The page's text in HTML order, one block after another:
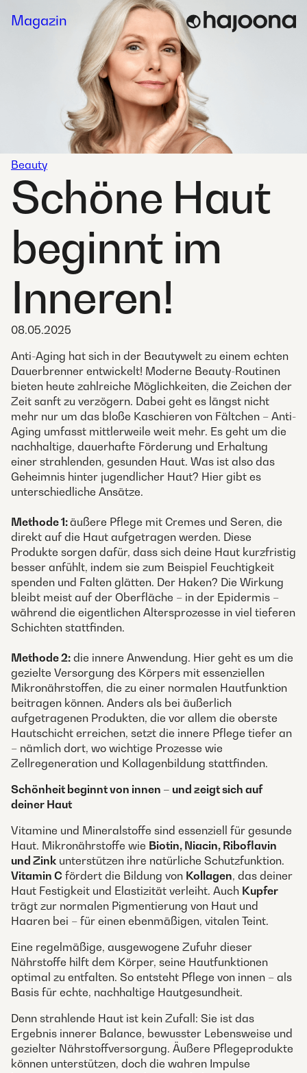
Magazin
Beauty
Schöne Haut
beginnt im
Inneren!
08.05.2025
Anti-Aging hat sich in der Beautywelt zu einem echten
Dauerbrenner entwickelt! Moderne Beauty-Routinen
bieten heute zahlreiche Möglichkeiten, die Zeichen der
Zeit sanft zu verzögern. Dabei geht es längst nicht
mehr nur um das bloße Kaschieren von Fältchen – Anti-
Aging umfasst mittlerweile weit mehr. Es geht um die
nachhaltige, dauerhafte Förderung und Erhaltung
einer strahlenden, gesunden Haut. Was ist also das
Geheimnis hinter jugendlicher Haut? Hier gibt es
unterschiedliche Ansätze.
Methode 1:äußere Pflege mit Cremes und Seren, die
direkt auf die Haut aufgetragen werden. Diese
Produkte sorgen dafür, dass sich deine Haut kurzfristig
besser anfühlt, indem sie zum Beispiel Feuchtigkeit
spenden und Falten glätten. Der Haken? Die Wirkung
bleibt meist auf der Oberfläche – in der Epidermis –
während die eigentlichen Altersprozesse in viel tieferen
Schichten stattfinden.
Methode 2: die innere Anwendung. Hier geht es um die
gezielte Versorgung des Körpers mit essenziellen
Mikronährstoffen, die zu einer normalen Hautfunktion
beitragen können. Anders als bei äußerlich
aufgetragenen Produkten, die vor allem die oberste
Hautschicht erreichen, setzt die innere Pflege tiefer an
– nämlich dort, wo wichtige Prozesse wie
Zellregeneration und Kollagenbildung stattfinden.
Schönheit beginnt von innen – und zeigt sich auf
deiner Haut
Vitamine und Mineralstoffe sind essenziell für gesunde
Haut. Mikronährstoffe wie Biotin, Niacin, Riboflavin
und Zink unterstützen ihre natürliche Schutzfunktion.
Vitamin C fördert die Bildung von Kollagen, das deiner
Haut Festigkeit und Elastizität verleiht. Auch Kupfer
trägt zur normalen Pigmentierung von Haut und
Haaren bei – für einen ebenmäßigen, vitalen Teint.
Eine regelmäßige, ausgewogene Zufuhr dieser
Nährstoffe hilft dem Körper, seine Hautfunktionen
optimal zu entfalten. So entsteht Pflege von innen – als
Basis für echte, nachhaltige Hautgesundheit.
Denn strahlende Haut ist kein Zufall: Sie ist das
Ergebnis innerer Balance, bewusster Lebensweise und
gezielter Nährstoffversorgung. Äußere Pflegeprodukte
können unterstützen, doch die wahren Impulse